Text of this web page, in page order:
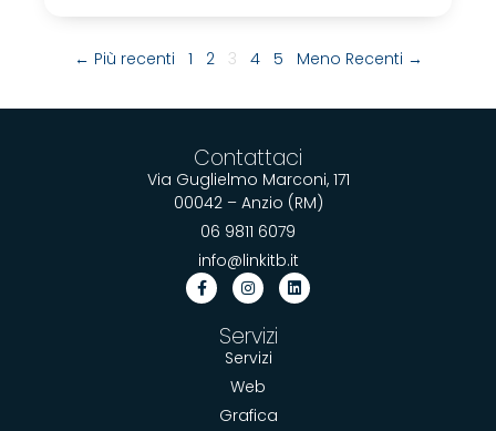
← Più recenti 1 2 3 4 5 Meno Recenti →
Contattaci
Via Guglielmo Marconi, 171
00042 – Anzio (RM)
06 9811 6079
info@linkitb.it
Servizi
Servizi
Web
Grafica